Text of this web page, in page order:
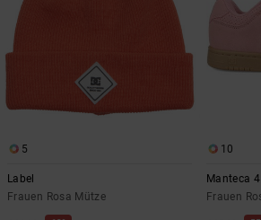
5
Label
Frauen Rosa Mütze
10
Manteca 4
Frauen